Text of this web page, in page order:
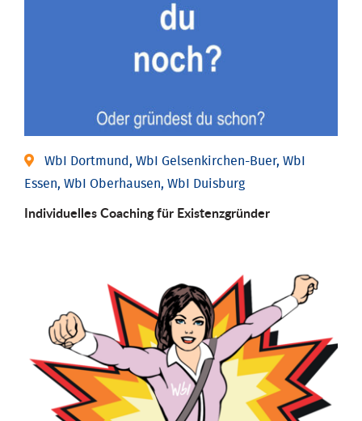
WbI Dortmund, WbI Gelsenkirchen-Buer, WbI
Essen, WbI Oberhausen, WbI Duisburg
Individu­elles Coaching für Existenz­gründer